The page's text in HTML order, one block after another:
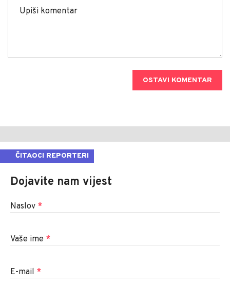
OSTAVI KOMENTAR
ČITAOCI REPORTERI
Dojavite nam vijest
Naslov *
Vaše ime *
E-mail *